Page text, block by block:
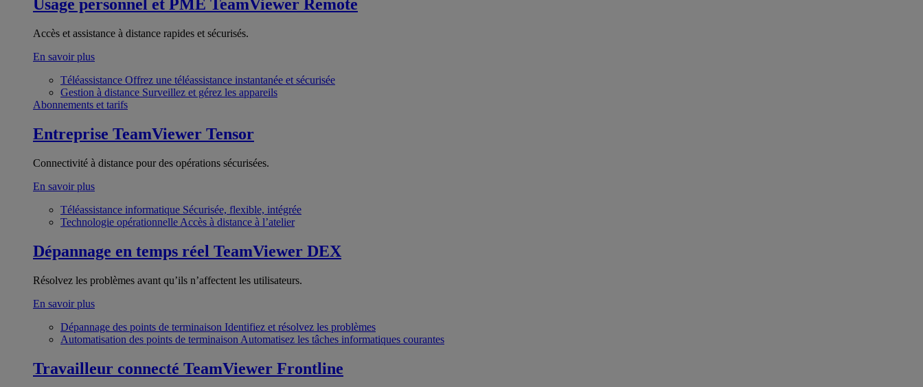
Usage personnel et PME TeamViewer Remote
Accès et assistance à distance rapides et sécurisés.
En savoir plus
Téléassistance Offrez une téléassistance instantanée et sécurisée
Gestion à distance Surveillez et gérez les appareils
Abonnements et tarifs
Entreprise TeamViewer Tensor
Connectivité à distance pour des opérations sécurisées.
En savoir plus
Téléassistance informatique Sécurisée, flexible, intégrée
Technologie opérationnelle Accès à distance à l’atelier
Dépannage en temps réel TeamViewer DEX
Résolvez les problèmes avant qu’ils n’affectent les utilisateurs.
En savoir plus
Dépannage des points de terminaison Identifiez et résolvez les problèmes
Automatisation des points de terminaison Automatisez les tâches informatiques courantes
Travailleur connecté TeamViewer Frontline